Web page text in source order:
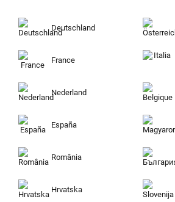
Deutschland
France
Nederland
España
România
Hrvatska